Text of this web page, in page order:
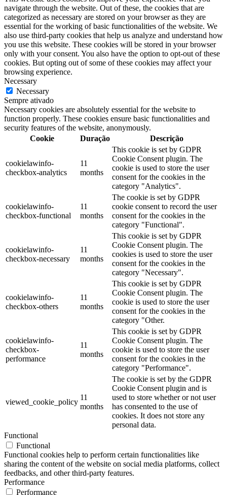
navigate through the website. Out of these, the cookies that are
categorized as necessary are stored on your browser as they are
essential for the working of basic functionalities of the website. We
also use third-party cookies that help us analyze and understand how
you use this website. These cookies will be stored in your browser
only with your consent. You also have the option to opt-out of these
cookies. But opting out of some of these cookies may affect your
browsing experience.
Necessary
Necessary
Sempre ativado
Necessary cookies are absolutely essential for the website to
function properly. These cookies ensure basic functionalities and
security features of the website, anonymously.
Cookie
Duração Descrição
cookielawinfo-
checkbox-analytics
11
months
This cookie is set by GDPR
Cookie Consent plugin. The
cookie is used to store the user
consent for the cookies in the
category "Analytics".
cookielawinfo-
checkbox-functional
11
months
The cookie is set by GDPR
cookie consent to record the user
consent for the cookies in the
category "Functional".
cookielawinfo-
checkbox-necessary
11
months
This cookie is set by GDPR
Cookie Consent plugin. The
cookies is used to store the user
consent for the cookies in the
category "Necessary".
cookielawinfo-
checkbox-others
11
months
This cookie is set by GDPR
Cookie Consent plugin. The
cookie is used to store the user
consent for the cookies in the
category "Other.
cookielawinfo-
checkbox-
performance
11
months
This cookie is set by GDPR
Cookie Consent plugin. The
cookie is used to store the user
consent for the cookies in the
category "Performance".
viewed_cookie_policy
11
months
The cookie is set by the GDPR
Cookie Consent plugin and is
used to store whether or not user
has consented to the use of
cookies. It does not store any
personal data.
Functional
Functional
Functional cookies help to perform certain functionalities like
sharing the content of the website on social media platforms, collect
feedbacks, and other third-party features.
Performance
Performance